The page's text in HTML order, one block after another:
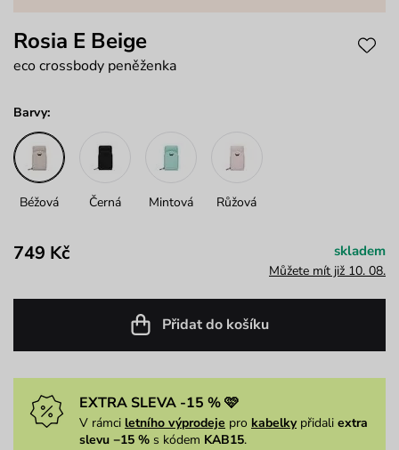
Rosia E Beige
eco crossbody peněženka
Barvy:
Béžová Černá Mintová Růžová
749 Kč skladem
Můžete mít již 10. 08.
Přidat do košíku
EXTRA SLEVA -15 % 🩷
V rámci letního výprodeje pro kabelkypřidali extra
slevu −15 % s kódem KAB15.